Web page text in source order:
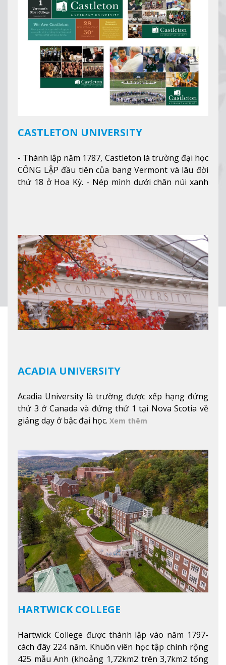
CASTLETON UNIVERSITY
- Thành lập năm 1787, Castleton là trường đại học
CÔNG LẬP đầu tiên của bang Vermont và lâu đời
thứ 18 ở Hoa Kỳ. - Nép mình dưới chân núi xanh
tuyết của trường, sinh viên có thể thưởng thức vẻ
đẹp tự nhiên của Vermont từ mọi góc trong
khuôn viên trường.Xem thêm
ACADIA UNIVERSITY
Acadia University là trường được xếp hạng đứng
thứ 3 ở Canada và đứng thứ 1 tại Nova Scotia về
giảng dạy ở bậc đại học. Xem thêm
HARTWICK COLLEGE
Hartwick College được thành lập vào năm 1797-
cách đây 224 năm. Khuôn viên học tập chính rộng
425 mẫu Anh (khoảng 1,72km2 trên 3,7km2 tổng